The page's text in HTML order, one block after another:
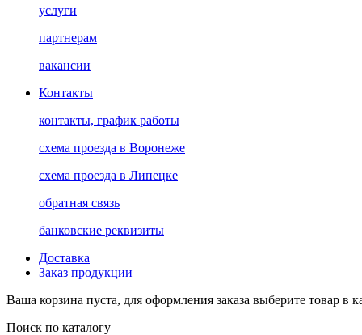
услуги
партнерам
вакансии
Контакты
контакты, график работы
схема проезда в Воронеже
схема проезда в Липецке
обратная связь
банковские реквизиты
Доставка
Заказ продукции
Ваша корзина пуста, для оформления заказа выберите товар в
Поиск по каталогу